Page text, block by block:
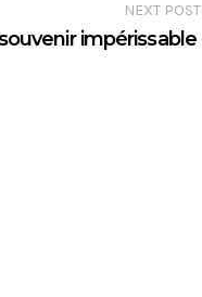
NEXT POST
impérissable